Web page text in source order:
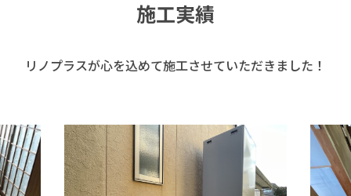
施工実績
リノプラスが心を込めて施工させていただきました！